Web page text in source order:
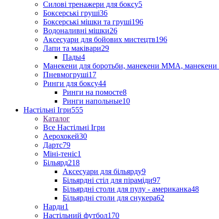
Силові тренажери для боксу5
Боксерські груші36
Боксерські мішки та груші196
Водоналивні мішки26
Аксесуари для бойових мистецтв196
Лапи та маківари29
Пады4
Манекени для боротьби, манекени ММА, манекени
Пневмогруші17
Ринги для боксу44
Ринги на помосте8
Ринги напольные10
Настільні Ігри555
Каталог
Все Настільні Ігри
Аерохокей30
Дартс79
Міні-теніс1
Більярд218
Аксесуари для більярду9
Більярдні стіл для піраміди97
Більярдні столи для пулу - американка48
Більярдні столи для снукера62
Нарди1
Настільний футбол170